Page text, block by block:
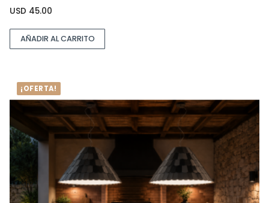
USD 45.00
AÑADIR AL CARRITO
¡OFERTA!